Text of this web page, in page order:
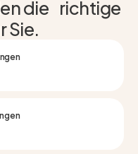
die richtige
Sie.